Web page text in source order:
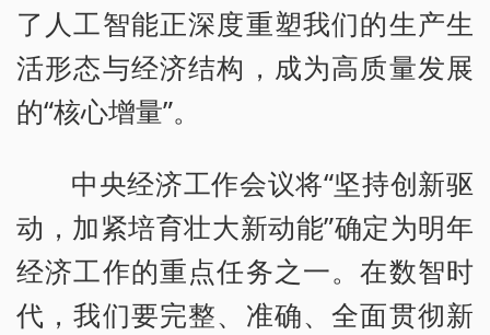
了人工智能正深度重塑我们的生产生
活形态与经济结构，成为高质量发展
的“核心增量”。
中央经济工作会议将“坚持创新驱
动，加紧培育壮大新动能”确定为明年
经济工作的重点任务之一。在数智时
代，我们要完整、准确、全面贯彻新